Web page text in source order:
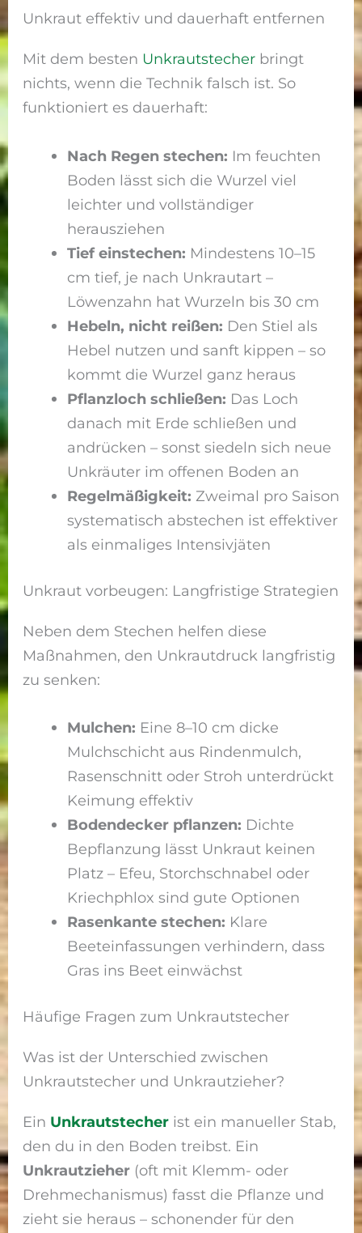
Unkraut effektiv und dauerhaft entfernen
Mit dem besten Unkrautstecher bringt
nichts, wenn die Technik falsch ist. So
funktioniert es dauerhaft:
Nach Regen stechen: Im feuchten
Boden lässt sich die Wurzel viel
leichter und vollständiger
herausziehen
Tief einstechen: Mindestens 10–15
cm tief, je nach Unkrautart –
Löwenzahn hat Wurzeln bis 30 cm
Hebeln, nicht reißen: Den Stiel als
Hebel nutzen und sanft kippen – so
kommt die Wurzel ganz heraus
Pflanzloch schließen: Das Loch
danach mit Erde schließen und
andrücken – sonst siedeln sich neue
Unkräuter im offenen Boden an
Regelmäßigkeit: Zweimal pro Saison
systematisch abstechen ist effektiver
als einmaliges Intensivjäten
Unkraut vorbeugen: Langfristige Strategien
Neben dem Stechen helfen diese
Maßnahmen, den Unkrautdruck langfristig
zu senken:
Mulchen: Eine 8–10 cm dicke
Mulchschicht aus Rindenmulch,
Rasenschnitt oder Stroh unterdrückt
Keimung effektiv
Bodendecker pflanzen: Dichte
Bepflanzung lässt Unkraut keinen
Platz – Efeu, Storchschnabel oder
Kriechphlox sind gute Optionen
Rasenkante stechen: Klare
Beeteinfassungen verhindern, dass
Gras ins Beet einwächst
Häufige Fragen zum Unkrautstecher
Was ist der Unterschied zwischen
Unkrautstecher und Unkrautzieher?
Ein Unkrautstecher ist ein manueller Stab,
den du in den Boden treibst. Ein
Unkrautzieher (oft mit Klemm- oder
Drehmechanismus) fasst die Pflanze und
zieht sie heraus – schonender für den